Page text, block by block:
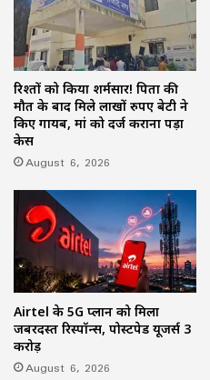
रिश्तों को किया शर्मसार! पिता की
मौत के बाद मिले लाखों रुपए बेटी ने
किए गायब, मां को दर्ज कराना पड़ा
केस
August 6, 2026
Airtel के 5G प्लान को मिला
जबरदस्त रिस्पॉन्स, पोस्टपेड यूजर्स 3
करोड़
August 6, 2026